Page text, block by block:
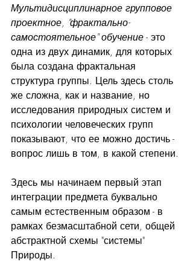
Мультидисциплинарное групповое
проектное, "фрактально-
самостоятельное" обучение - это
одна из двух динамик, для которых
была создана фрактальная
структура группы. Цель здесь столь
же сложна, как и название, но
исследования природных систем и
психологии человеческих групп
показывают, что ее можно достичь -
вопрос лишь в том, в какой степени.
Здесь мы начинаем первый этап
интеграции предмета буквально
самым естественным образом - в
рамках безмасштабной сети, общей
абстрактной схемы "системы"
Природы.